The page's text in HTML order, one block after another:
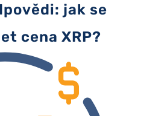
jak se
cena XRP?